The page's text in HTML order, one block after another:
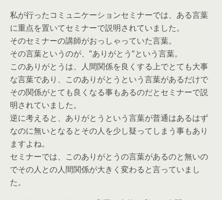
私が行ったコミュニケーションセミナーでは、ある言葉
に重点を置いてセミナーで説明されていました。
そのセミナーの講師がおっしゃっていた言葉。
その言葉というのが、”ありがとう”という言葉。
このありがとうは、人間関係を良くする上でとても大事
な言葉であり、このありがとうという言葉があるだけで
その関係がとても良くなる事もあるのだとセミナーで説
明されていました。
逆に考えると、ありがとうという言葉が普通はあるはず
なのに無いとなるとその人を少し疑ってしまう事もあり
ますよね。
セミナーでは、このありがとうの言葉があるのと無いの
でその人との人間関係が大きく変わると言っていまし
た。